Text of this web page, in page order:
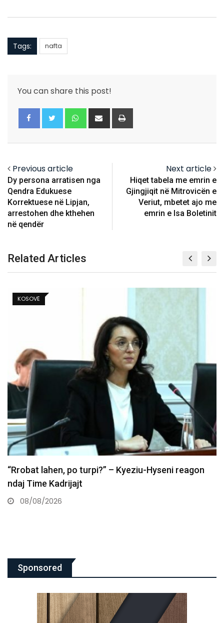
Tags: nafta
You can share this post!
Whatsapp
Share
via
Previous article
Dy persona arratisen nga
Qendra Edukuese
Korrektuese në Lipjan,
arrestohen dhe kthehen
në qendër
Next article
Hiqet tabela me emrin e
Gjingjiqit në Mitrovicën e
Veriut, mbetet ajo me
emrin e Isa Boletinit
Related Articles
BALLINA 4
Hedhja e vezëve ndaj Kurtit, lajm edhe në mediat
botërore
08/08/2026
Sponsored